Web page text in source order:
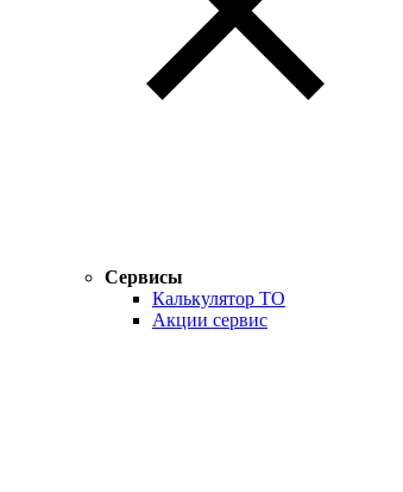
Сервисы
Калькулятор ТО
Акции сервис